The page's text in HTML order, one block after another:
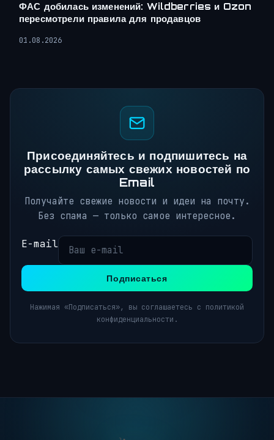
ФАС добилась изменений: Wildberries и Ozon
пересмотрели правила для продавцов
01.08.2026
Присоединяйтесь и подпишитесь на
рассылку самых свежих новостей по
Email
Получайте свежие новости и идеи на почту.
Без спама — только самое интересное.
E-mail
Подписаться
Нажимая «Подписаться», вы соглашаетесь с политикой
конфиденциальности.